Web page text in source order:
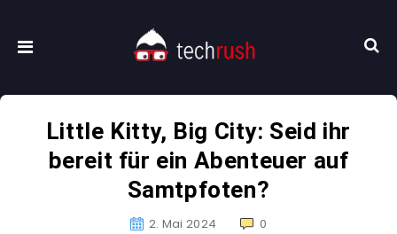
Little Kitty, Big City: Seid ihr
bereit für ein Abenteuer auf
Samtpfoten?
2. Mai 2024 0